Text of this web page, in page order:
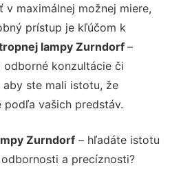
maximálnej možnej miere,
prístup je kľúčom k
lampy Zurndorf –
odborné konzultácie či
ste mali istotu, že
vašich predstáv.
Zurndorf – hľadáte istotu
a precíznosti?